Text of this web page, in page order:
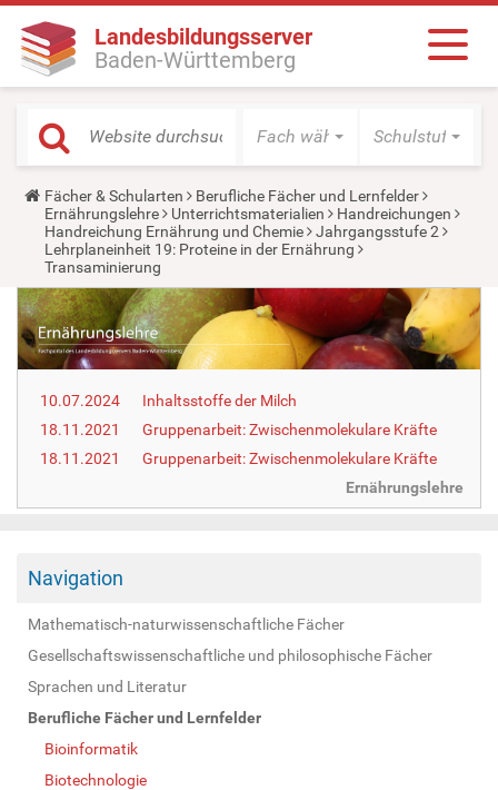
Landesbildungsserver
Baden-Württemberg
Fach wählen Schulstufe
Y
o
u
a
r
e
h
e
r
e
:
Fächer & Schularten
Berufliche Fächer und Lernfelder
Ernährungslehre
Unterrichtsmaterialien
Handreichungen
Handreichung Ernährung und Chemie
Jahrgangsstufe 2
Lehrplaneinheit 19: Proteine in der Ernährung
Transaminierung
10.07.2024
Inhaltsstoffe der Milch
18.11.2021
Gruppenarbeit: Zwischenmolekulare Kräfte
18.11.2021
Gruppenarbeit: Zwischenmolekulare Kräfte
Ernährungslehre
Navigation
Mathematisch-naturwissenschaftliche Fächer
Gesellschaftswissenschaftliche und philosophische Fächer
Sprachen und Literatur
Berufliche Fächer und Lernfelder
Bioinformatik
Biotechnologie